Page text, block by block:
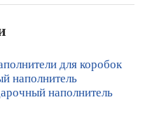
для коробок
наполнитель
наполнитель